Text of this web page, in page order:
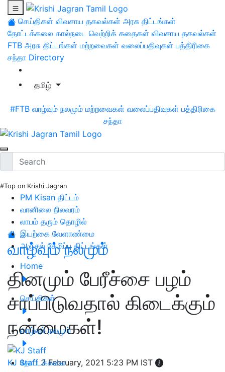
செய்திகள் விவசாய தகவல்கள் அரசு திட்டங்கள்
தோட்டக்கலை கால்நடை வெற்றிக் கதைகள் விவசாய தகவல்கள்
FTB அரசு திட்டங்கள் மற்றவைகள் வலைப்பதிவுகள் பத்திரிகை
சந்தா Directory
தமிழ்
#FTB வாழ்வும் நலமும் மற்றவைகள் வலைப்பதிவுகள் பத்திரிகை
சந்தா
#Top on Krishi Jagran
PM Kisan திட்டம்
வானிலை நிலவரம்
லாபம் தரும் தொழில்
இயற்கை வேளாண்மை
அஞ்சல் சேமிப்பு திட்டங்கள்
Home
செய்திகள்
வாழ்வும் நலமும்
தோட்டக்கலை
வாழ்வும் நலமும்
தினமும் பேரீச்சை பழம்
சாப்பிடுவதால் கிடைக்கும்
நன்மைகள்!
KJ Staff 3 February, 2021 5:23 PM IST